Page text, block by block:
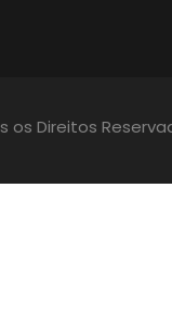
os Direitos